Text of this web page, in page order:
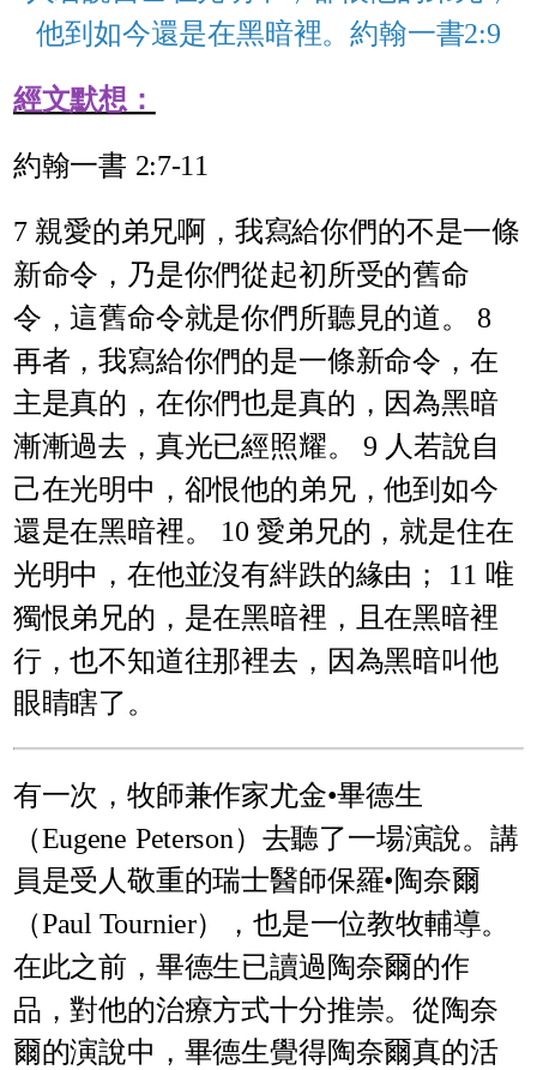
他到如今還是在黑暗裡。約翰一書2:9
經文默想：
約翰一書 2:7-11
7 親愛的弟兄啊，我寫給你們的不是一條
新命令，乃是你們從起初所受的舊命
令，這舊命令就是你們所聽見的道。 8
再者，我寫給你們的是一條新命令，在
主是真的，在你們也是真的，因為黑暗
漸漸過去，真光已經照耀。 9 人若說自
己在光明中，卻恨他的弟兄，他到如今
還是在黑暗裡。 10 愛弟兄的，就是住在
光明中，在他並沒有絆跌的緣由； 11 唯
獨恨弟兄的，是在黑暗裡，且在黑暗裡
行，也不知道往那裡去，因為黑暗叫他
眼睛瞎了。
有一次，牧師兼作家尤金•畢德生
（Eugene Peterson）去聽了一場演說。講
員是受人敬重的瑞士醫師保羅•陶奈爾
（Paul Tournier），也是一位教牧輔導。
在此之前，畢德生已讀過陶奈爾的作
品，對他的治療方式十分推崇。從陶奈
爾的演說中，畢德生覺得陶奈爾真的活